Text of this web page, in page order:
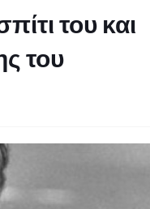
του και
του